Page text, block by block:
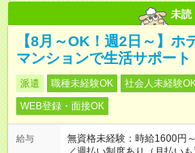
未読
【8月～OK！週2日～】ホ
マンションで生活サポー
派遣 職種未経験OK 社会人未経験
WEB登録・面接OK
給与
無資格未経験：時給1600